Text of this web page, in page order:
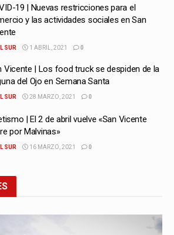
19 | Nuevas restricciones para el
y las actividades sociales en San
SUR 1 ABRIL, 2021 0
Vicente | Los food truck se despiden de la
del Ojo en Semana Santa
SUR 28 MARZO, 2021 0
| El 2 de abril vuelve «San Vicente
por Malvinas»
SUR 16 MARZO, 2021 0